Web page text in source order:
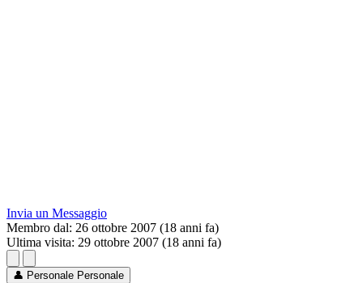
Invia un Messaggio
Membro dal: 26 ottobre 2007 (18 anni fa)
Ultima visita: 29 ottobre 2007 (18 anni fa)
👤 Personale Personale